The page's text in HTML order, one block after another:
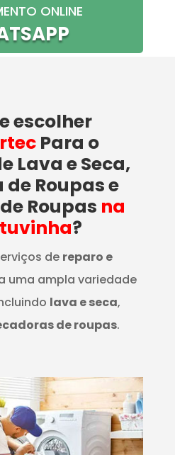
ONLINE
escolher
Para o
Lava e Seca,
Roupas e
Roupas na
?
de reparo e
uma ampla variedade
lava e seca,
de roupas.